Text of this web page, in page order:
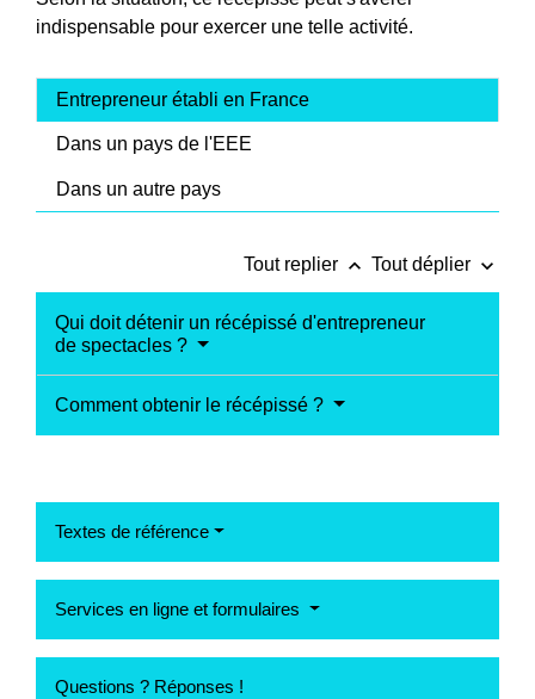
indispensable pour exercer une telle activité.
Entrepreneur établi en France
Dans un pays de l'EEE
Dans un autre pays
Tout replier keyboard_arrow_up Tout déplier keyboard_arrow_down
Qui doit détenir un récépissé d'entrepreneur
de spectacles ?
Comment obtenir le récépissé ?
Textes de référence
Services en ligne et formulaires
Questions ? Réponses !